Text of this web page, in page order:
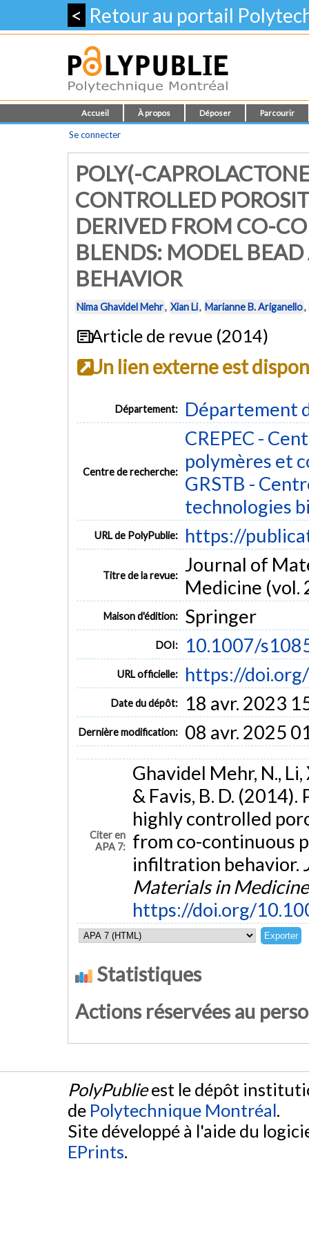
< Retour au portail
Accueil À propos Déposer Parcourir
Se connecter
POLY(-
CONTROLLED
DERIVED FROM CO-
BLENDS: MODEL
BEHAVIOR
Nima Ghavidel Mehr, Xian Li, Marianne B. Ariganello,
Article de revue (2014)
Un lien externe est
Département: Département
Centre de recherche:
CREPEC -
polymères et
GRSTB -
technologies
URL de PolyPublie: https://
Titre de la revue: Journal of
Medicine (vol.
Maison d'édition: Springer
DOI: 10.1007/
URL officielle: https://
Date du dépôt: 18 avr. 2023
Dernière modification: 08 avr. 2025
Citer en
APA 7:
Ghavidel Mehr, N., Li,
& Favis, B. D.
highly controlled
from co-continuous
infiltration behavior.
Materials in Medicine
https://doi.org/
Statistiques
Actions réservées au
PolyPublieest le dépôt
de Polytechnique Montréal.
Site développé à l'aide du
EPrints.